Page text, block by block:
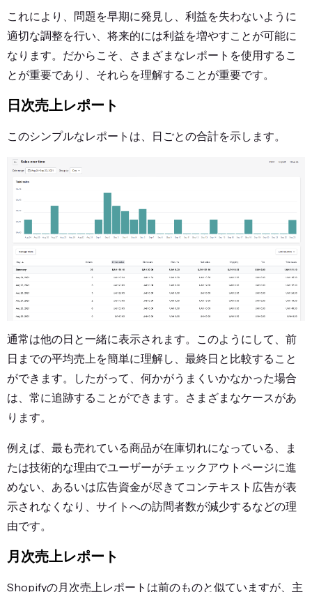
これにより、問題を早期に発見し、利益を失わないように
適切な調整を行い、将来的には利益を増やすことが可能に
なります。だからこそ、さまざまなレポートを使用するこ
とが重要であり、それらを理解することが重要です。
日次売上レポート
このシンプルなレポートは、日ごとの合計を示します。
通常は他の日と一緒に表示されます。このようにして、前
日までの平均売上を簡単に理解し、最終日と比較すること
ができます。したがって、何かがうまくいかなかった場合
は、常に追跡することができます。さまざまなケースがあ
ります。
例えば、最も売れている商品が在庫切れになっている、ま
たは技術的な理由でユーザーがチェックアウトページに進
めない、あるいは広告資金が尽きてコンテキスト広告が表
示されなくなり、サイトへの訪問者数が減少するなどの理
由です。
月次売上レポート
Shopifyの月次売上レポートは前のものと似ていますが、主